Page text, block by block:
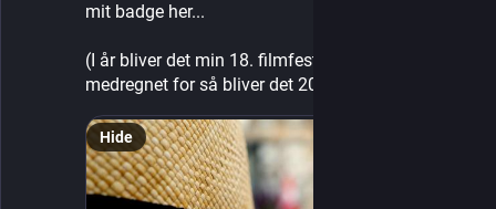
mit badge her...
(I år bliver det min 18. filmfestival, OFFSpring ikke
medregnet for så bliver det 20!)
Hide